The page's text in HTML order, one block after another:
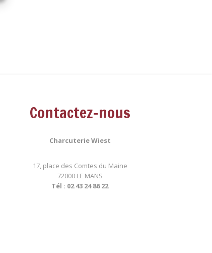
Contactez-nous
Charcuterie Wiest
17, place des Comtes du Maine
72000 LE MANS
Tél : 02 43 24 86 22